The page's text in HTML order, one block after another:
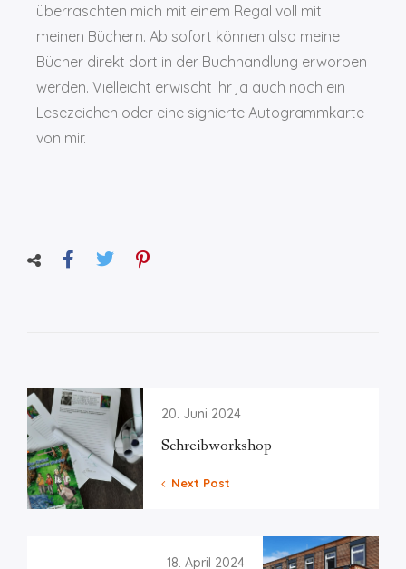
überraschten mich mit einem Regal voll mit
meinen Büchern. Ab sofort können also meine
Bücher direkt dort in der Buchhandlung erworben
werden. Vielleicht erwischt ihr ja auch noch ein
Lesezeichen oder eine signierte Autogrammkarte
von mir.
20. Juni 2024
Schreibworkshop
Next Post
18. April 2024